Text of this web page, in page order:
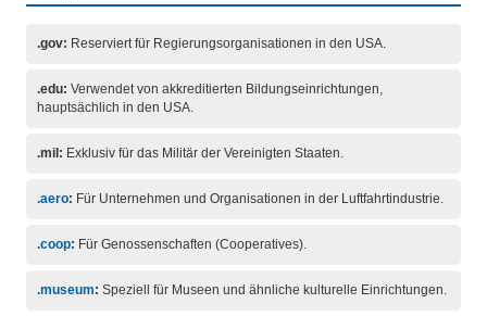
.gov: Reserviert für Regierungsorganisationen in den USA.
.edu: Verwendet von akkreditierten Bildungseinrichtungen,
hauptsächlich in den USA.
.mil: Exklusiv für das Militär der Vereinigten Staaten.
.aero: Für Unternehmen und Organisationen in der Luftfahrtindustrie.
.coop: Für Genossenschaften (Cooperatives).
.museum: Speziell für Museen und ähnliche kulturelle Einrichtungen.